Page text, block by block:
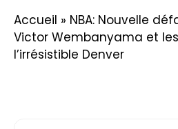
Accueil » NBA: Nouvelle
Victor Wembanyama et
l’irrésistible Denver